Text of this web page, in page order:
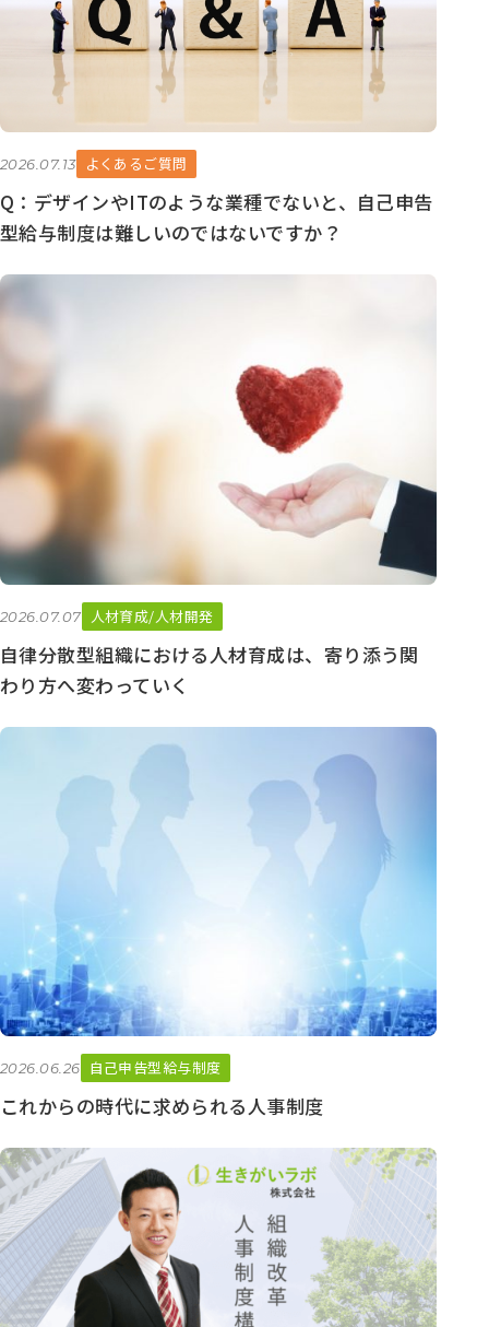
2026.07.13 よくあるご質問
Q：デザインやITのような業種でないと、自己申告
型給与制度は難しいのではないですか？
2026.07.07 人材育成/人材開発
自律分散型組織における人材育成は、寄り添う関
わり方へ変わっていく
2026.06.26 自己申告型給与制度
これからの時代に求められる人事制度